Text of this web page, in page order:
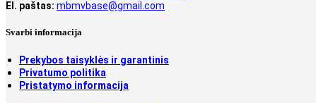
El. paštas: mbmvbase@gmail.com
Svarbi informacija
Prekybos taisyklės ir garantinis
Privatumo politika
Pristatymo informacija